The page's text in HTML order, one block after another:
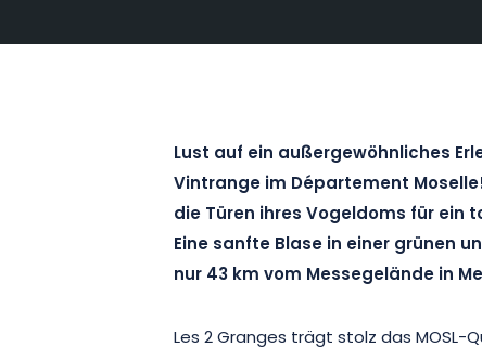
Lust auf ein außergewöhnliches
Vintrange im Département
die Türen ihres Vogeldoms für ein
Eine sanfte Blase in einer grünen
nur 43 km vom Messegelände in
Les 2 Granges trägt stolz das MOSL-